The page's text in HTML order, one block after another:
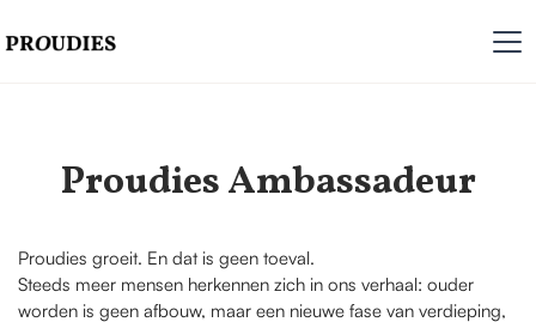
Proudies Ambassadeur
Proudies groeit. En dat is geen toeval.
Steeds meer mensen herkennen zich in ons verhaal: ouder
worden is geen afbouw, maar een nieuwe fase van verdieping,